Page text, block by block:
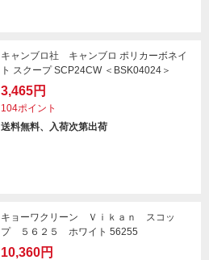
キャンブロ社 キャンブロ ポリカーボネイ
ト スクープ SCP24CW ＜BSK04024＞
3,465円
104ポイント
送料無料、入荷次第出荷
キョーワクリーン Ｖｉｋａｎ スコッ
プ ５６２５ ホワイト 56255
10,360円